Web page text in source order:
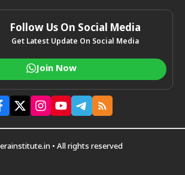
Follow Us On Social Media
Get Latest Update On Social Media
Join Now
• All rights reserved